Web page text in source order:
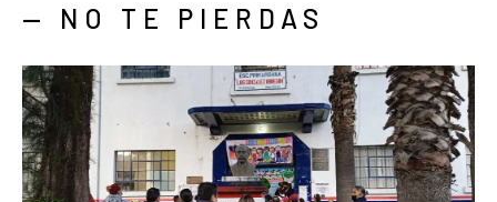
— NO TE PIERDAS